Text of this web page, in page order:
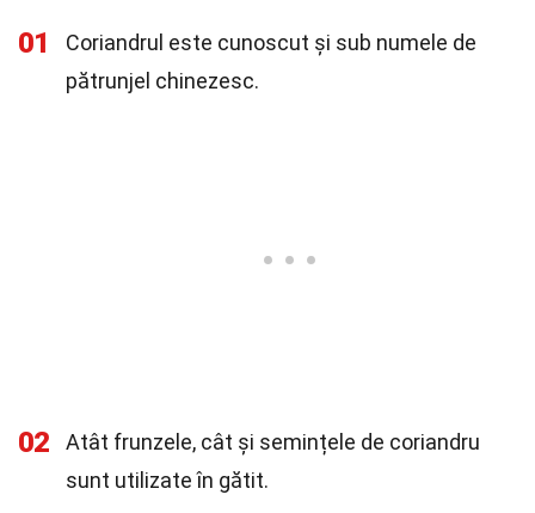
01
Coriandrul este cunoscut și sub numele de
pătrunjel chinezesc.
02
Atât frunzele, cât și semințele de coriandru
sunt utilizate în gătit.